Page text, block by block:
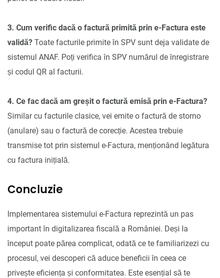
3. Cum verific dacă o factură primită prin e-Factura este
validă? Toate facturile primite în SPV sunt deja validate de
sistemul ANAF. Poți verifica în SPV numărul de înregistrare
și codul QR al facturii.
4. Ce fac dacă am greșit o factură emisă prin e-Factura?
Similar cu facturile clasice, vei emite o factură de storno
(anulare) sau o factură de corecție. Acestea trebuie
transmise tot prin sistemul e-Factura, menționând legătura
cu factura inițială.
Concluzie
Implementarea sistemului e-Factura reprezintă un pas
important în digitalizarea fiscală a României. Deși la
început poate părea complicat, odată ce te familiarizezi cu
procesul, vei descoperi că aduce beneficii în ceea ce
privește eficiența și conformitatea. Este esențial să te